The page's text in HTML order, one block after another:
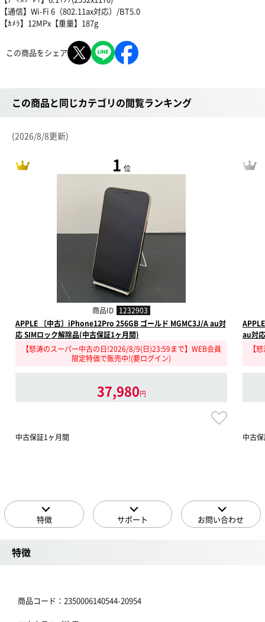
【通信】Wi-Fi 6（802.11ax対応）/BT5.0
【ｶﾒﾗ】12MPx【重量】187g
この商品をシェア
この商品と同じカテゴリの閲覧ランキング
(2026/8/8更新)
1 位
商品ID 1232903
APPLE 〔中古〕iPhone12Pro 256GB ゴールド MGMC3J/A au対
応 SIMロック解除品(中古保証1ヶ月間)
【怒涛のスーパー中古の日!2026/8/9(日)23:59まで】WEB会員
限定特価で販売中!(要ログイン)
37,980円
中古保証1ヶ月間
au対
【
中古
特徴 サポート お問い合わせ
特徴
商品コード：2350006140544-20954